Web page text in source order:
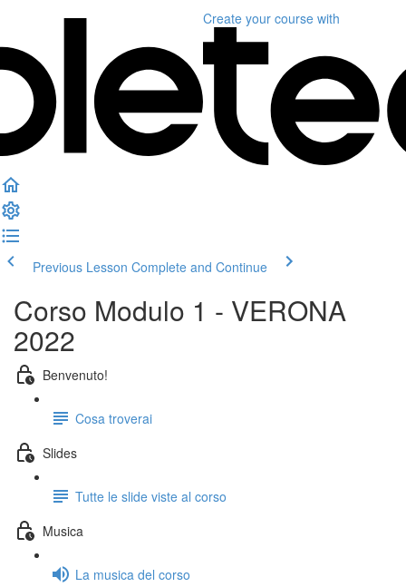
Create your course with
Previous Lesson Complete and Continue
Corso Modulo 1 - VERONA
2022
Benvenuto!
Cosa troverai
Slides
Tutte le slide viste al corso
Musica
La musica del corso